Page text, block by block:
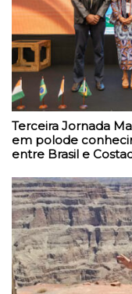
Terceira Jornada
em polode
entre Brasil e